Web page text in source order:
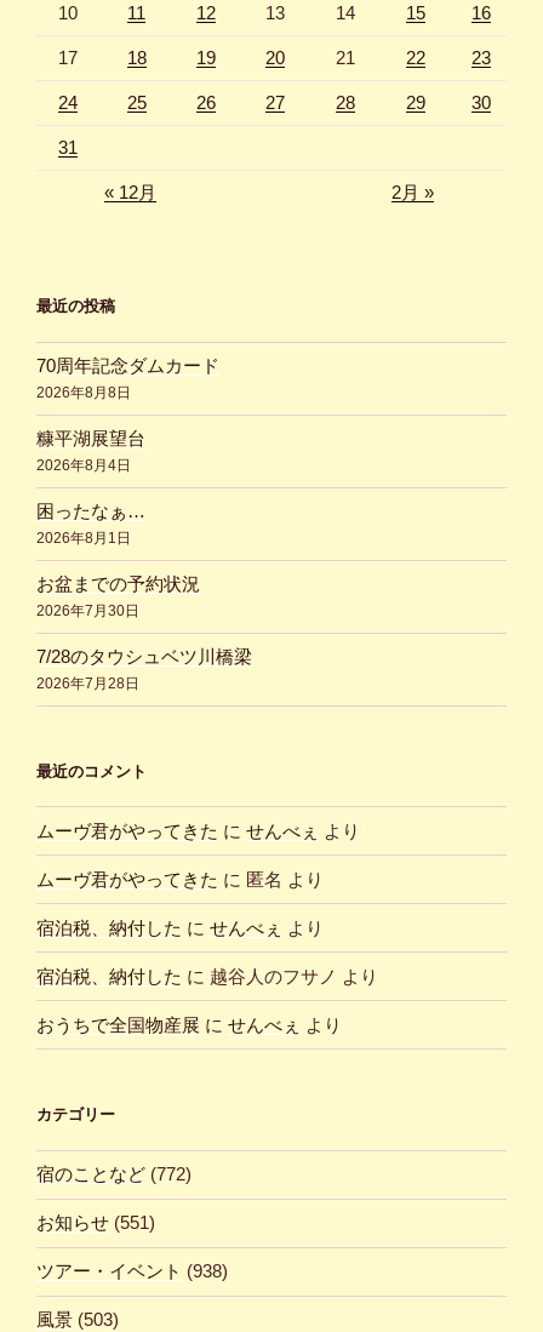
10 11 12 13 14 15 16
17 18 19 20 21 22 23
24 25 26 27 28 29 30
31
« 12月 2月 »
最近の投稿
70周年記念ダムカード
2026年8月8日
糠平湖展望台
2026年8月4日
困ったなぁ…
2026年8月1日
お盆までの予約状況
2026年7月30日
7/28のタウシュベツ川橋梁
2026年7月28日
最近のコメント
ムーヴ君がやってきた に せんべぇ より
ムーヴ君がやってきた に 匿名 より
宿泊税、納付した に せんべぇ より
宿泊税、納付した に 越谷人のフサノ より
おうちで全国物産展 に せんべぇ より
カテゴリー
宿のことなど (772)
お知らせ (551)
ツアー・イベント (938)
風景 (503)